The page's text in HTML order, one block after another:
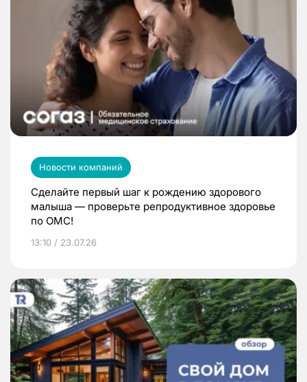
Новости компаний
Сделайте первый шаг к рождению здорового
малыша — проверьте репродуктивное здоровье
по ОМС!
13:10 / 23.07.26